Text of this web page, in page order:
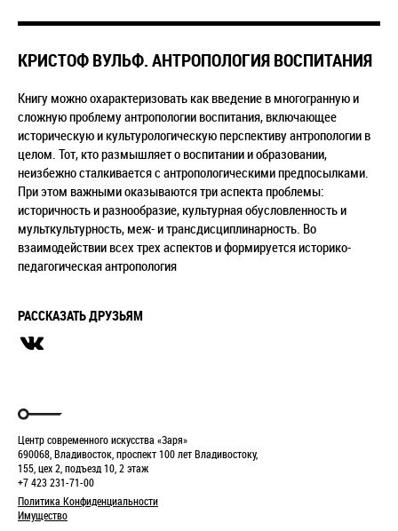
КРИСТОФ ВУЛЬФ. АНТРОПОЛОГИЯ ВОСПИТАНИЯ
Книгу можно охарактеризовать как введение в многогранную и
сложную проблему антропологии воспитания, включающее
историческую и культурологическую перспективу антропологии в
целом. Тот, кто размышляет о воспитании и образовании,
неизбежно сталкивается с антропологическими предпосылками.
При этом важными оказываются три аспекта проблемы:
историчность и разнообразие, культурная обусловленность и
мульткультурность, меж- и трансдисциплинарность. Во
взаимодействии всех трех аспектов и формируется историко-
педагогическая антропология
РАССКАЗАТЬ ДРУЗЬЯМ
Центр современного искусства «Заря»
690068, Владивосток, проспект 100 лет Владивостоку,
155, цех 2, подъезд 10, 2 этаж
+7 423 231-71-00
Политика Конфиденциальности
Имущество